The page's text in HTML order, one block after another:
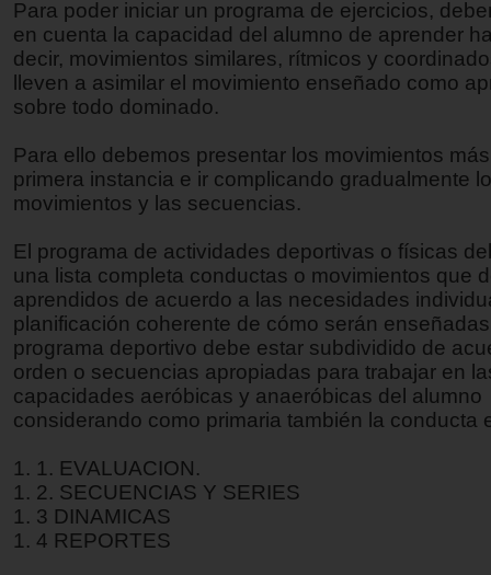
Para poder iniciar un programa de ejercicios,
en cuenta la capacidad del alumno de aprender
decir, movimientos similares, rítmicos y
lleven a asimilar el movimiento enseñado como
sobre todo dominado.
Para ello debemos presentar los movimientos
primera instancia e ir complicando gradualmente
movimientos y las secuencias.
El programa de actividades deportivas o físicas
una lista completa conductas o movimientos que
aprendidos de acuerdo a las necesidades
planificación coherente de cómo serán
programa deportivo debe estar subdividido de
orden o secuencias apropiadas para trabajar en
capacidades aeróbicas y anaeróbicas del alumno
considerando como primaria también la conducta
1. 1. EVALUACION.
1. 2. SECUENCIAS Y SERIES
1. 3 DINAMICAS
1. 4 REPORTES